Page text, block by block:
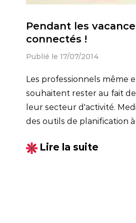
Pendant les
connectés !
Publié le 17/07/2014
Les professionnels même
souhaitent rester au fait
leur secteur d'activité.
des outils de planification
pour votre communication.
Lire la suite